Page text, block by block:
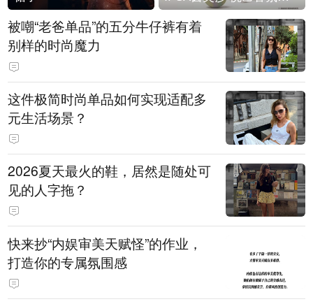
被嘲“老爸单品”的五分牛仔裤有着
别样的时尚魔力
这件极简时尚单品如何实现适配多
元生活场景？
2026夏天最火的鞋，居然是随处可
见的人字拖？
快来抄“内娱审美天赋怪”的作业，
打造你的专属氛围感